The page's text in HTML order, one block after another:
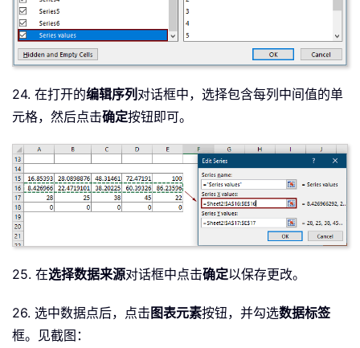
24. 在打开的编辑序列 对话框中，选择包含每列中间值的单
元格，然后点击确定按钮即可。
25. 在选择数据来源对话框中点击确定以保存更改。
26. 选中数据点后，点击 图表元素按钮，并勾选数据标签
框。见截图：